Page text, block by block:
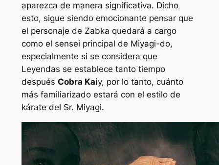
aparezca de manera significativa. Dicho
esto, sigue siendo emocionante pensar que
el personaje de Zabka quedará a cargo
como el sensei principal de Miyagi-do,
especialmente si se considera que
Leyendas se establece tanto tiempo
después Cobra Kaiy, por lo tanto, cuánto
más familiarizado estará con el estilo de
kárate del Sr. Miyagi.